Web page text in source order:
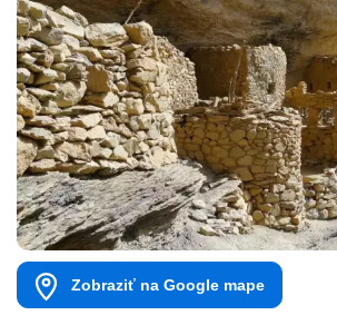
Zobraziť na Google mape